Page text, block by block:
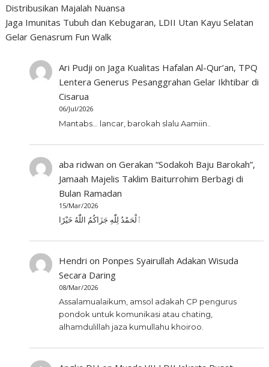
Distribusikan Majalah Nuansa
Jaga Imunitas Tubuh dan Kebugaran, LDII Utan Kayu Selatan
Gelar Genasrum Fun Walk
Ari Pudji on Jaga Kualitas Hafalan Al-Qur’an, TPQ
Lentera Generus Pesanggrahan Gelar Ikhtibar di
Cisarua
06/Jul/2026
Mantabs... lancar, barokah slalu Aamiin..
aba ridwan onGerakan “Sodakoh Baju Barokah”,
Jamaah Majelis Taklim Baiturrohim Berbagi di
Bulan Ramadan
15/Mar/2026
ٱلْحَمْدُ لِلّٰهِ جَزَاكُمُ اللّٰهُ خَيْرًا
Hendri on Ponpes Syairullah Adakan Wisuda
Secara Daring
08/Mar/2026
Assalamualaikum, amsol adakah CP pengurus
pondok untuk komunikasi atau chating,
alhamdulillah jaza kumullahu khoiroo.